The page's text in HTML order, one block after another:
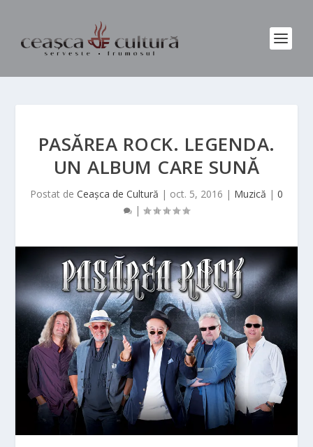
PASĂREA ROCK. LEGENDA.
UN ALBUM CARE SUNĂ
Postat de Ceașca de Cultură | oct. 5, 2016 | Muzică | 0
|